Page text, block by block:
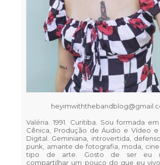
Valéria. 1991. Curitiba. Sou formada
Cênica, Produção de Áudio e Vídeo e
Digital. Geminiana, introvertida,
punk, amante de fotografia, moda,
tipo de arte. Gosto de ser eu
compartilhar um pouco do que eu